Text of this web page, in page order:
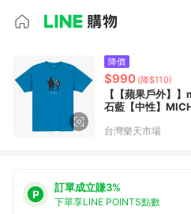
降價
$990 (降$110)
【【蘋果戶外】
石藍【中性】
台灣樂天市場
訂單成立賺3%
下單享LINE POINTS點數